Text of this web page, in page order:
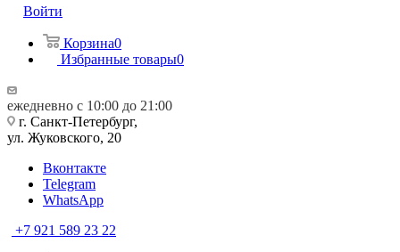
Войти
Корзина0
Избранные товары0
ежедневно с 10:00 до 21:00
г. Санкт-Петербург,
ул. Жуковского, 20
Вконтакте
Telegram
WhatsApp
+7 921 589 23 22